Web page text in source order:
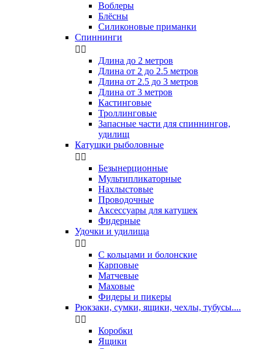
Воблеры
Блёсны
Силиконовые приманки
Спиннинги
 
Длина до 2 метров
Длина от 2 до 2.5 метров
Длина от 2.5 до 3 метров
Длина от 3 метров
Кастинговые
Троллинговые
Запасные части для спиннингов,
удилищ
Катушки рыболовные
 
Безынерционные
Мультипликаторные
Нахлыстовые
Проводочные
Аксессуары для катушек
Фидерные
Удочки и удилища
 
С кольцами и болонские
Карповые
Матчевые
Маховые
Фидеры и пикеры
Рюкзаки, сумки, ящики, чехлы, тубусы....
 
Коробки
Ящики